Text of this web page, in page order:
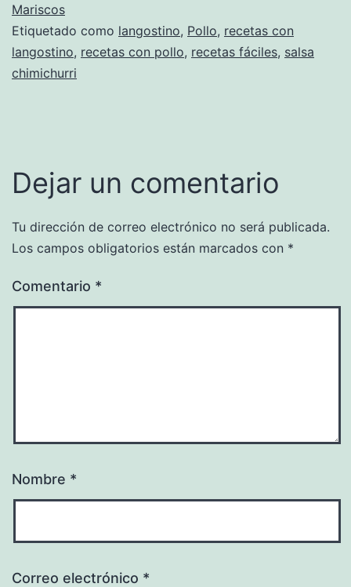
Mariscos
Etiquetado como langostino, Pollo, recetas con
langostino, recetas con pollo, recetas fáciles, salsa
chimichurri
Dejar un comentario
Tu dirección de correo electrónico no será publicada.
Los campos obligatorios están marcados con *
Comentario *
Nombre *
Correo electrónico *